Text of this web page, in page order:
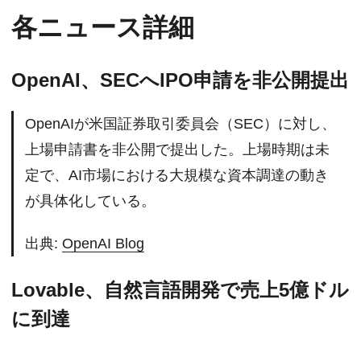
各ニュース詳細
OpenAI、SECへIPO申請を非公開提出
OpenAIが米国証券取引委員会（SEC）に対し、
上場申請書を非公開で提出した。上場時期は未
定で、AI市場における大規模な資本調達の動き
が具体化している。
出典: OpenAI Blog
Lovable、自然言語開発で売上5億ドル
に到達